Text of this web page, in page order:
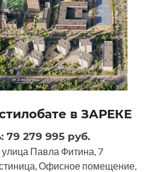
в ЗАРЕКЕ
79 279 995 руб.
Павла Фитина, 7
Офисное помещение,